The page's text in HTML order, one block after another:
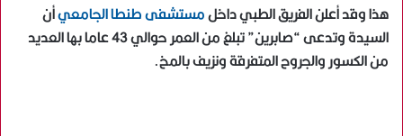
هذا وقد أعلن الفريق الطبي داخلمستشفى طنطا الجامعيأن
السيدة وتدعى “صابرين” تبلغ من العمر حوالي 43 عاما بها العديد
من الكسور والجروح المتفرقة ونزيف بالمخ.